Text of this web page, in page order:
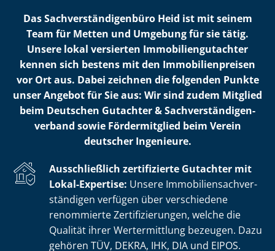
Das Sach­ver­stän­di­gen­bü­ro Heid ist mit seinem
Team für Metten und Umgebung für sie tätig.
Unsere lokal versierten Im­mo­bi­li­en­gut­ach­ter
kennen sich bestens mit den Im­mo­bi­li­en­prei­sen
vor Ort aus. Dabei zeichnen die folgenden Punkte
unser Angebot für Sie aus: Wir sind zudem Mitglied
beim Deutschen Gutachter & Sach­ver­stän­di­gen­
ver­band sowie Fördermitglied beim Verein
deutscher Ingenieure.
Ausschließlich zertifizierte Gutachter mit
Lokal-Expertise: Unsere Im­mo­bi­li­en­sach­ver­
stän­di­gen verfügen über verschiedene
renommierte Zer­ti­fi­zie­run­gen, welche die
Qualität ihrer Wertermittlung bezeugen. Dazu
gehören TÜV, DEKRA, IHK, DIA und EIPOS.